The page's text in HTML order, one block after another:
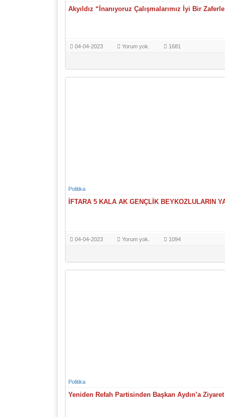
Akyıldız “İnanıyoruz Çalışmalarımız İyi Bir
04-04-2023 Yorum yok. 1681
Politika
İFTARA 5 KALA AK GENÇLİK BEYKOZLULARIN
04-04-2023 Yorum yok. 1094
Politika
Yeniden Refah Partisinden Başkan Aydın’a Ziyaret